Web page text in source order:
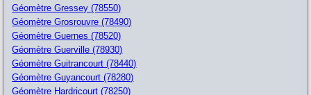
Géomètre Gressey (78550)
Géomètre Grosrouvre (78490)
Géomètre Guernes (78520)
Géomètre Guerville (78930)
Géomètre Guitrancourt (78440)
Géomètre Guyancourt (78280)
Géomètre Hardricourt (78250)